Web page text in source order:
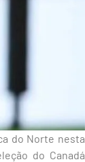
do Norte nesta
do Canadá